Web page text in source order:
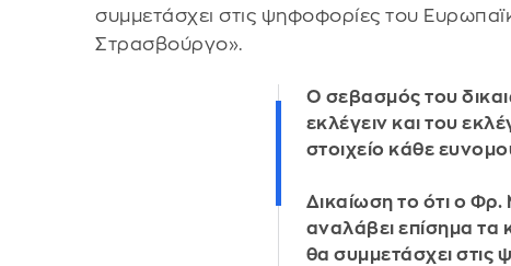
συμμετάσχει στις ψηφοφορίες του
Στρασβούργο».
Ο σεβασμός του
εκλέγειν και του
στοιχείο κάθε
Δικαίωση το ότι ο
αναλάβει επίσημα τα
θα συμμετάσχει στις